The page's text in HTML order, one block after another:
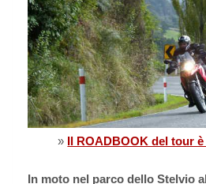
» Il ROADBOOK del tour
In moto nel parco dello Stelvio